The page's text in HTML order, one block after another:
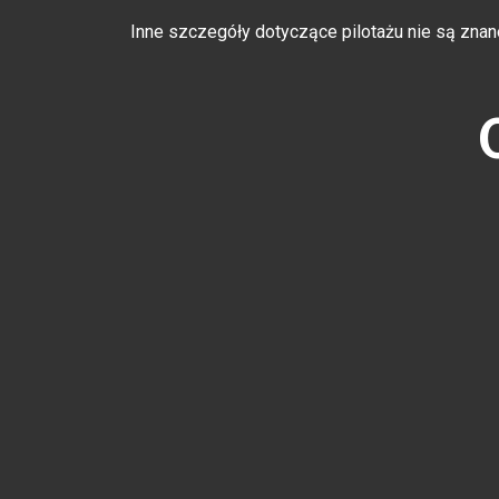
Inne szczegóły dotyczące pilotażu nie są